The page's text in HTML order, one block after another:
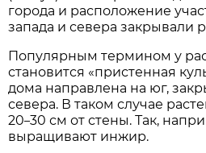
города и расположение
запада и севера закрывали
Популярным термином у
становится «пристенная
дома направлена на юг,
севера. В таком случае
20–30 см от стены. Так,
выращивают инжир.